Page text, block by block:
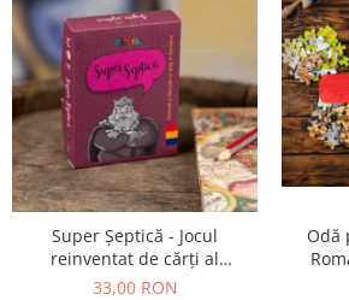
Super Șeptică - Jocul
reinventat de cărți al
copilăriei
33,00 RON
Odă